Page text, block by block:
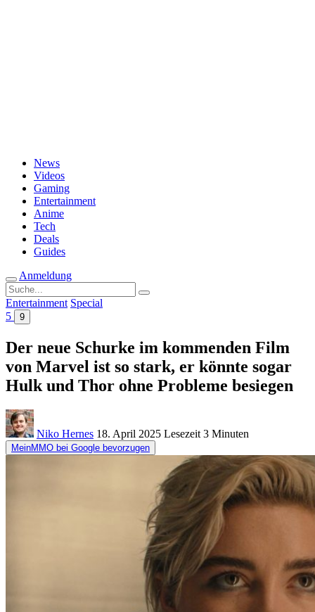
News
Videos
Gaming
Entertainment
Anime
Tech
Deals
Guides
Anmeldung
Suche
nach:
Entertainment Special
5
9
Der neue Schurke im kommenden Film
von Marvel ist so stark, er könnte sogar
Hulk und Thor ohne Probleme besiegen
Niko Hernes 18. April 2025 Lesezeit 3 Minuten
MeinMMO bei Google bevorzugen